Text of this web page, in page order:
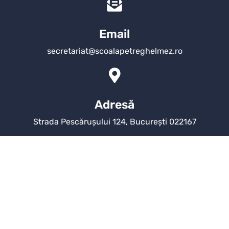
Email
secretariat@scoalapetreghelmez.ro
Adresă
Strada Pescărușului 124, București 022167